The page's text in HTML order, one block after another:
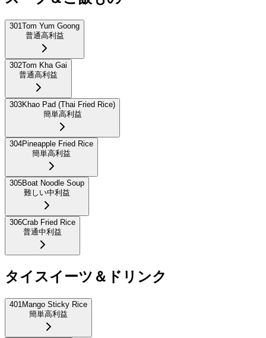
301Tom Yum Goong
普通高利益
302Tom Kha Gai
普通高利益
303Khao Pad (Thai Fried Rice)
簡単高利益
304Pineapple Fried Rice
簡単高利益
305Boat Noodle Soup
難しい中利益
306Crab Fried Rice
普通中利益
タイスイーツ＆ドリンク
401 Mango Sticky Rice
簡単高利益